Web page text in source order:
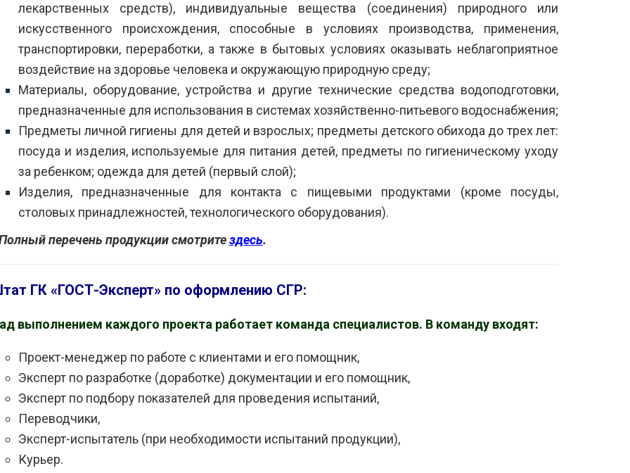
лекарственных средств), индивидуальные вещества (соединения) природного или
искусственного происхождения, способные в условиях производства, применения,
транспортировки, переработки, а также в бытовых условиях оказывать неблагоприятное
воздействие на здоровье человека и окружающую природную среду;
Материалы, оборудование, устройства и другие технические средства водоподготовки,
предназначенные для использования в системах хозяйственно-питьевого водоснабжения;
Предметы личной гигиены для детей и взрослых; предметы детского обихода до трех лет:
посуда и изделия, используемые для питания детей, предметы по гигиеническому уходу
за ребенком; одежда для детей (первый слой);
Изделия, предназначенные для контакта с пищевыми продуктами (кроме посуды,
столовых принадлежностей, технологического оборудования).
перечень продукции смотритездесь.
ГК «ГОСТ-Эксперт» по оформлению СГР:
выполнением каждого проекта работает команда специалистов. В команду входят:
Проект-менеджер по работе с клиентами и его помощник,
Эксперт по разработке (доработке) документации и его помощник,
Эксперт по подбору показателей для проведения испытаний,
Переводчики,
Эксперт-испытатель (при необходимости испытаний продукции),
Курьер.